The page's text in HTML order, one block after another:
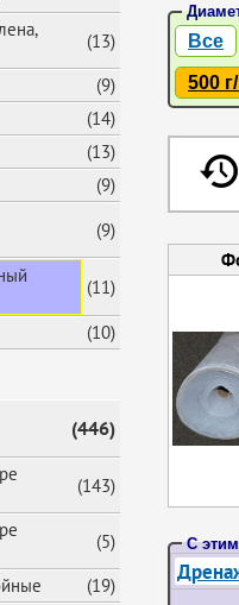
(13)
(9)
(14)
(13)
(9)
(9)
(11)
(10)
(446)
(143)
(5)
(19)
Все
500
С